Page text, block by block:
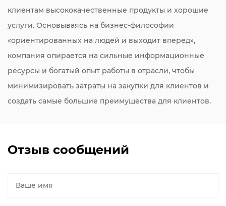
клиентам высококачественные продукты и хорошие
услуги. Основываясь на бизнес-философии
«ориентированных на людей и выходит вперед»,
компания опирается на сильные информационные
ресурсы и богатый опыт работы в отрасли, чтобы
минимизировать затраты на закупки для клиентов и
создать самые большие преимущества для клиентов.
Отзыв сообщений